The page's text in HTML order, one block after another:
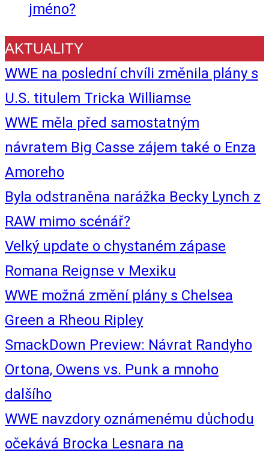
jméno?
AKTUALITY
WWE na poslední chvíli změnila plány s
U.S. titulem Tricka Williamse
WWE měla před samostatným
návratem Big Casse zájem také o Enza
Amoreho
Byla odstraněna narážka Becky Lynch z
RAW mimo scénář?
Velký update o chystaném zápase
Romana Reignse v Mexiku
WWE možná změní plány s Chelsea
Green a Rheou Ripley
SmackDown Preview: Návrat Randyho
Ortona, Owens vs. Punk a mnoho
dalšího
WWE navzdory oznámenému důchodu
očekává Brocka Lesnara na